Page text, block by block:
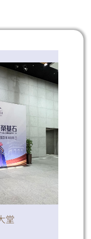
堂
緊貼最新資訊！
小紅書